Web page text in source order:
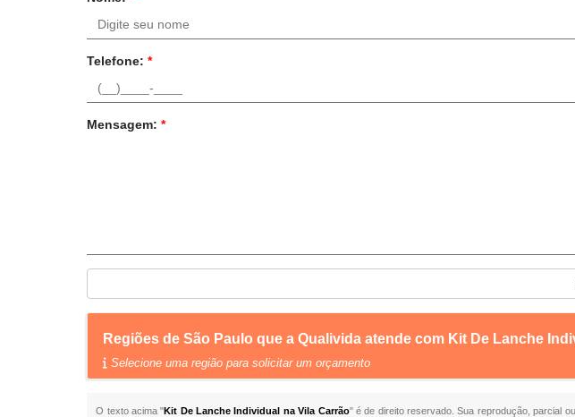
Telefone:*
Mensagem:*
Regiões de São Paulo que a Qualivida atende com Kit De Lanche
Selecione uma região para solicitar um orçamento
O texto acima "Kit De Lanche Individual na Vila Carrão" é de direito reservado. Sua reprodução, parcial